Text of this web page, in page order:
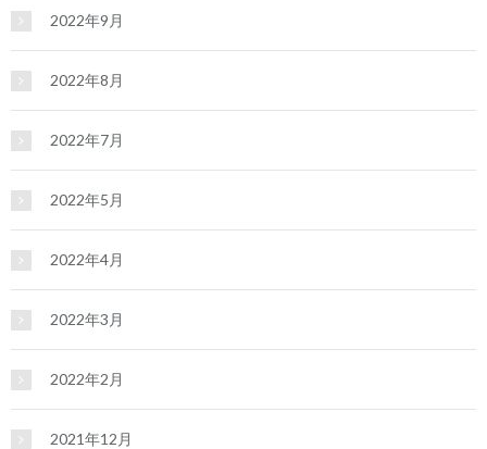
2022年9月
2022年8月
2022年7月
2022年5月
2022年4月
2022年3月
2022年2月
2021年12月